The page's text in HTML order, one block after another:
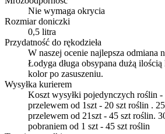
Nie wymaga okrycia
Rozmiar doniczki
0,5 litra
Przydatność do rękodzieła
W naszej ocenie najlepsza odmiana
Łodyga długa obsypana dużą
kolor po zasuszeniu.
Wysyłka kurierem
Koszt wysyłki pojedynczych roślin -
przelewem od 1szt - 20 szt roślin .
przelewem od 21szt - 45 szt roślin.
pobraniem od 1 szt - 45 szt roślin